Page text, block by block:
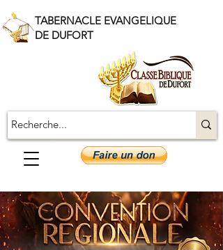
TABERNACLE EVANGELIQUE
DE DUFORT